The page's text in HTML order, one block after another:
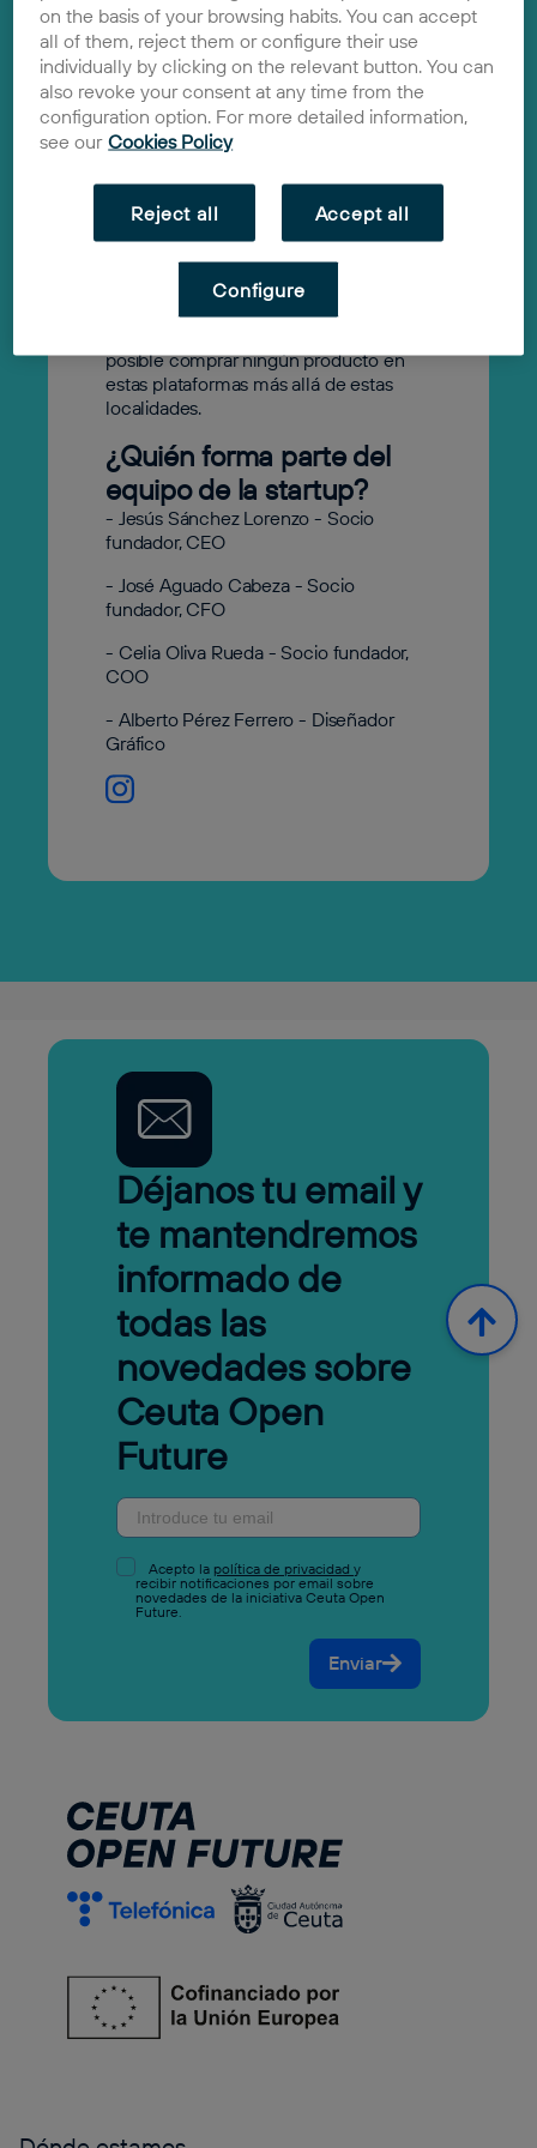
Tuvii
2024
Solución
a las principales plataformas de
compra-venta de segunda mano
(Wallapop, Milanuncios, Vinted y Back
Market), a la que podrán acceder las
personas residentes en Ceuta y Melilla
para comprar los productos que
posible comprar ningún producto en
estas plataformas más allá de estas
localidades.
¿Quién forma parte del
equipo de la startup?
- Jesús Sánchez Lorenzo - Socio
fundador, CEO
- José Aguado Cabeza - Socio
fundador, CFO
- Celia Oliva Rueda - Socio fundador,
COO
- Alberto Pérez Ferrero - Diseñador
Gráfico
Déjanos tu email y
te mantendremos
informado de
todas las
novedades sobre
Ceuta Open
Future
Acepto la política de privacidad y
recibir notificaciones por email sobre
novedades de la iniciativa Ceuta Open
Future.
Enviar
on the basis of your browsing habits. You can accept
all of them, reject them or configure their use
individually by clicking on the relevant button. You can
also revoke your consent at any time from the
configuration option. For more detailed information,
see our Cookies Policy
Reject all Accept all
Configure